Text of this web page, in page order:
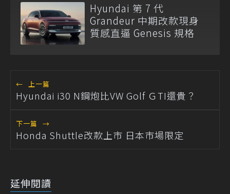
Hyundai 第 7 代
Grandeur 中期改款現身
質感直逼 Genesis 規格
← 上一篇
Hyundai i30 N鋼炮比VW Golf ＧTI還貴？
下一篇 →
Honda Shuttle改款上市 日本市場限定
延伸閱讀